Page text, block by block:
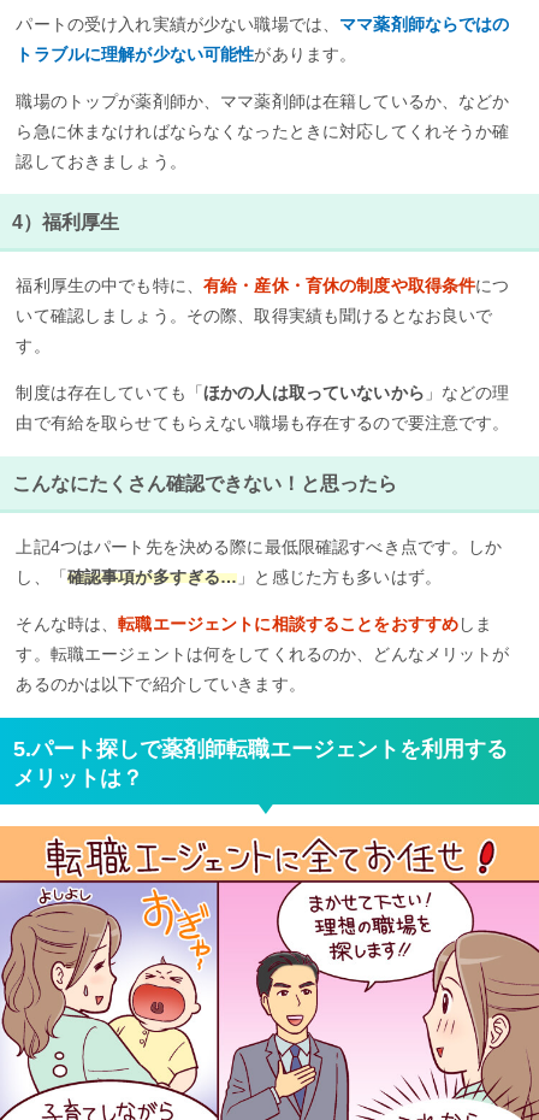
パートの受け入れ実績が少ない職場では、 ママ薬剤師ならではの
トラブルに理解が少ない可能性があります。
職場のトップが薬剤師か、ママ薬剤師は在籍しているか、などか
ら急に休まなければならなくなったときに対応してくれそうか確
認しておきましょう。
4）福利厚生
福利厚生の中でも特に、有給・産休・育休の制度や取得条件につ
いて確認しましょう。その際、取得実績も聞けるとなお良いで
す。
制度は存在していても「ほかの人は取っていないから 」などの理
由で有給を取らせてもらえない職場も存在するので要注意です。
こんなにたくさん確認できない！と思ったら
上記4つはパート先を決める際に最低限確認すべき点です。しか
し、「 確認事項が多すぎる… 」と感じた方も多いはず。
そんな時は、転職エージェントに相談することをおすすめしま
す。転職エージェントは何をしてくれるのか、どんなメリットが
あるのかは以下で紹介していきます。
5.パート探しで薬剤師転職エージェントを利用する
メリットは？